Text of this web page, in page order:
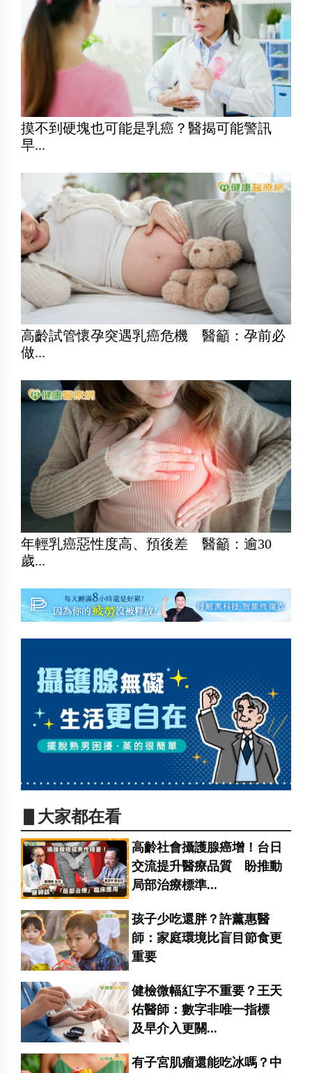
摸不到硬塊也可能是乳癌？醫揭可能警訊
早...
高齡試管懷孕突遇乳癌危機 醫籲：孕前必
做...
年輕乳癌惡性度高、預後差 醫籲：逾30
歲...
▋大家都在看
高齡社會攝護腺癌增！台日
交流提升醫療品質 盼推動
局部治療標準...
孩子少吃還胖？許薰惠醫
師：家庭環境比盲目節食更
重要
健檢微幅紅字不重要？王天
佑醫師：數字非唯一指標
及早介入更關...
有子宮肌瘤還能吃冰嗎？中